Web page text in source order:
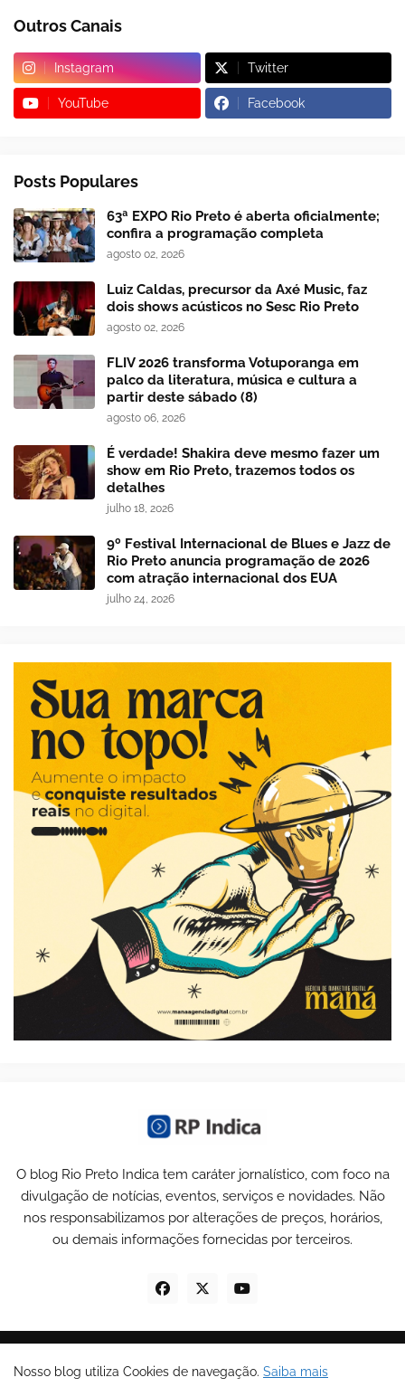
Outros Canais
Instagram Twitter
YouTube Facebook
Posts Populares
63ª EXPO Rio Preto é aberta oficialmente;
confira a programação completa
agosto 02, 2026
Luiz Caldas, precursor da Axé Music, faz
dois shows acústicos no Sesc Rio Preto
agosto 02, 2026
FLIV 2026 transforma Votuporanga em
palco da literatura, música e cultura a
partir deste sábado (8)
agosto 06, 2026
É verdade! Shakira deve mesmo fazer um
show em Rio Preto, trazemos todos os
detalhes
julho 18, 2026
9º Festival Internacional de Blues e Jazz de
Rio Preto anuncia programação de 2026
com atração internacional dos EUA
julho 24, 2026
O blog Rio Preto Indica tem caráter jornalístico, com foco na
divulgação de notícias, eventos, serviços e novidades. Não
nos responsabilizamos por alterações de preços, horários,
ou demais informações fornecidas por terceiros.
© Copyrights 2025 todos os direitos reservados -RP Indica
Nosso blog utiliza Cookies de navegação. Saiba mais